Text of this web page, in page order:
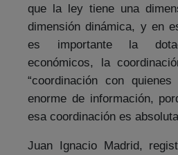
que la ley tiene una
dimensión dinámica, y en
es importante la
económicos, la
“coordinación con
enorme de información,
esa coordinación es
Juan Ignacio Madrid,